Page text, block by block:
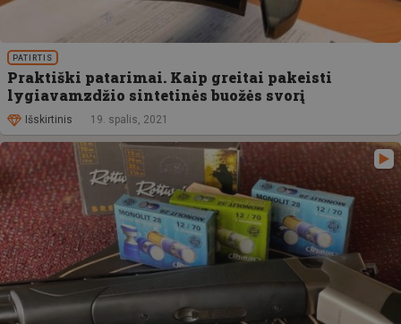
PATIRTIS
Praktiški patarimai. Kaip greitai pakeisti
lygiavamzdžio sintetinės buožės svorį
Išskirtinis 19. spalis, 2021